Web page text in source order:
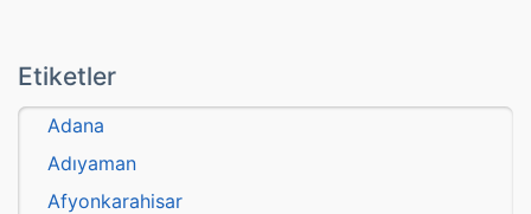
Etiketler
Adana
Adıyaman
Afyonkarahisar